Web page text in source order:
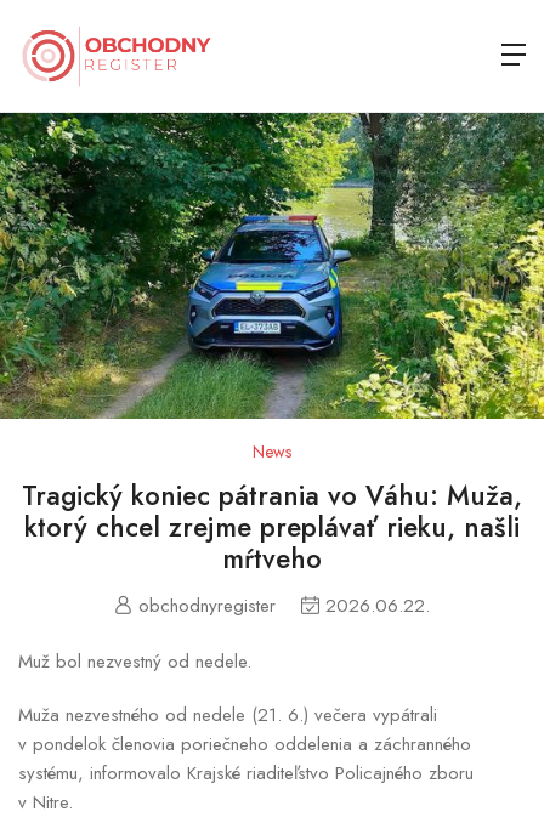
News
Tragický koniec pátrania vo Váhu: Muža,
ktorý chcel zrejme preplávať rieku, našli
mŕtveho
obchodnyregister 2026.06.22.
Muž bol nezvestný od nedele.
Muža nezvestného od nedele (21. 6.) večera vypátrali
v pondelok členovia poriečneho oddelenia a záchranného
systému, informovalo Krajské riaditeľstvo Policajného zboru
v Nitre.